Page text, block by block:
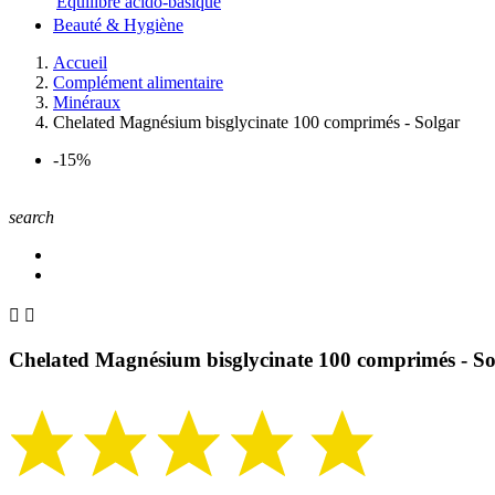
Beauté & Hygiène
Accueil
Complément alimentaire
Minéraux
Chelated Magnésium bisglycinate 100 comprimés - Solgar
-15%
search
 
Chelated Magnésium bisglycinate 100 comprimés -